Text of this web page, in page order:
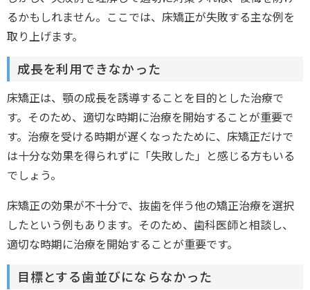
るかもしれません。ここでは、床矯正が失敗する主な例を
取り上げます。
成長を利用できなかった
床矯正は、顎の成長を誘導することを目的とした治療で
す。そのため、適切な時期に治療を開始することが重要で
す。治療を受ける時期が遅くなったために、床矯正だけで
は十分な効果を得られずに「失敗した」と感じる方もいる
でしょう。
床矯正の効果が不十分で、抜歯を伴う他の矯正治療を選択
したという例もあります。そのため、歯科医師と相談し、
適切な時期に治療を開始することが重要です。
目標とする歯並びにならなかった